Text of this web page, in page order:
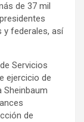
de 37 mil
y federales, así
Servicios
ejercicio de
Sheinbaum
de